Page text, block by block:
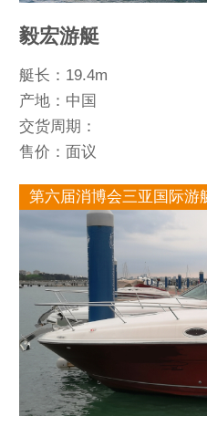
毅宏游艇
艇长：19.4m
产地：中国
交货周期：
售价：面议
第六届消博会三亚国际游